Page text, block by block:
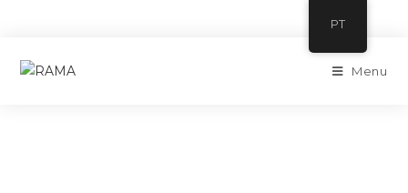
Menu
PT